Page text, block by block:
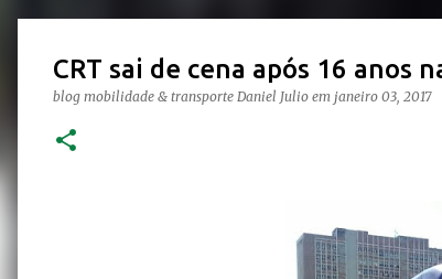
CRT sai de cena após 16 anos
blog mobilidade & transporte Daniel Julio em janeiro 03, 2017